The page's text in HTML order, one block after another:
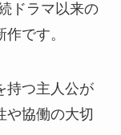
ドラマ以来の
です。
持つ主人公が
や協働の大切